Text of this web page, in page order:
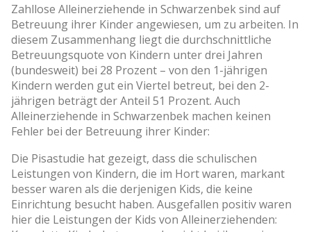
Zahllose Alleinerziehende in Schwarzenbek sind auf
Betreuung ihrer Kinder angewiesen, um zu arbeiten. In
diesem Zusammenhang liegt die durchschnittliche
Betreuungsquote von Kindern unter drei Jahren
(bundesweit) bei 28 Prozent – von den 1-jährigen
Kindern werden gut ein Viertel betreut, bei den 2-
jährigen beträgt der Anteil 51 Prozent. Auch
Alleinerziehende in Schwarzenbek machen keinen
Fehler bei der Betreuung ihrer Kinder:
Die Pisastudie hat gezeigt, dass die schulischen
Leistungen von Kindern, die im Hort waren, markant
besser waren als die derjenigen Kids, die keine
Einrichtung besucht haben. Ausgefallen positiv waren
hier die Leistungen der Kids von Alleinerziehenden: